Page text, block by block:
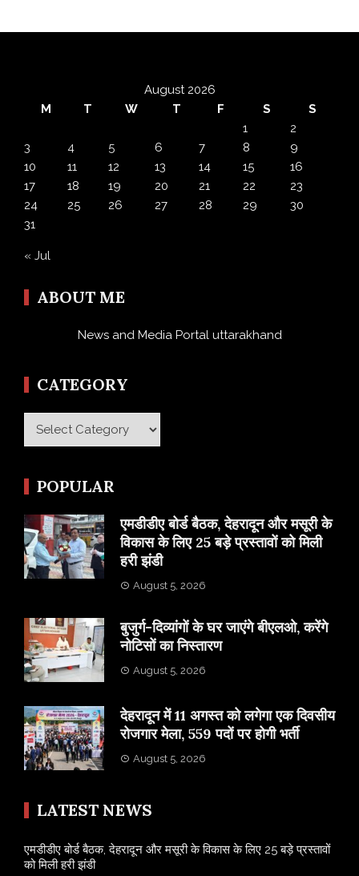
August 2026
M
T W T F S
S
1
2
3
4 5 6 7 8
9
10
11 12 13 14 15
16
17
18 19 20 21 22
23
24
25 26 27 28 29
30
31
« Jul
ABOUT ME
News and Media Portal uttarakhand
CATEGORY
Category
POPULAR
एमडीडीए बोर्ड बैठक, देहरादून और मसूरी के
विकास के लिए 25 बड़े प्रस्तावों को मिली
हरी झंडी
August 5, 2026
बुजुर्ग-दिव्यांगों के घर जाएंगे बीएलओ, करेंगे
नोटिसों का निस्तारण
August 5, 2026
​देहरादून में 11 अगस्त को लगेगा एक दिवसीय
रोजगार मेला, 559 पदों पर होगी भर्ती
August 5, 2026
LATEST NEWS
एमडीडीए बोर्ड बैठक, देहरादून और मसूरी के विकास के लिए 25 बड़े प्रस्तावों
को मिली हरी झंडी